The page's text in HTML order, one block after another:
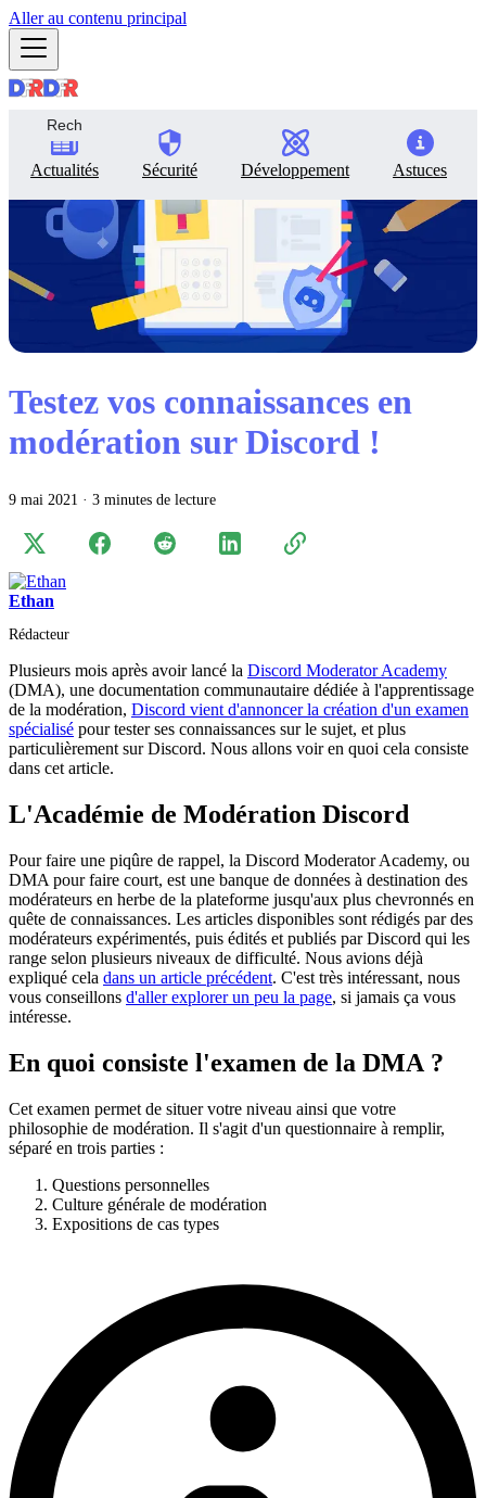
Aller au contenu principal
Actualités Sécurité Développement Astuces
Testez vos connaissances en
modération sur Discord !
9 mai 2021 · 3 minutes de lecture
Ethan
Rédacteur
Plusieurs mois après avoir lancé la Discord Moderator Academy
(DMA), une documentation communautaire dédiée à l'apprentissage
de la modération, Discord vient d'annoncer la création d'un examen
spécialisé pour tester ses connaissances sur le sujet, et plus
particulièrement sur Discord. Nous allons voir en quoi cela consiste
dans cet article.
L'Académie de Modération Discord
Pour faire une piqûre de rappel, la Discord Moderator Academy, ou
DMA pour faire court, est une banque de données à destination des
modérateurs en herbe de la plateforme jusqu'aux plus chevronnés en
quête de connaissances. Les articles disponibles sont rédigés par des
modérateurs expérimentés, puis édités et publiés par Discord qui les
range selon plusieurs niveaux de difficulté. Nous avions déjà
expliqué cela dans un article précédent. C'est très intéressant, nous
vous conseillons d'aller explorer un peu la page, si jamais ça vous
intéresse.
En quoi consiste l'examen de la DMA ?
Cet examen permet de situer votre niveau ainsi que votre
philosophie de modération. Il s'agit d'un questionnaire à remplir,
séparé en trois parties :
Questions personnelles
Culture générale de modération
Expositions de cas types